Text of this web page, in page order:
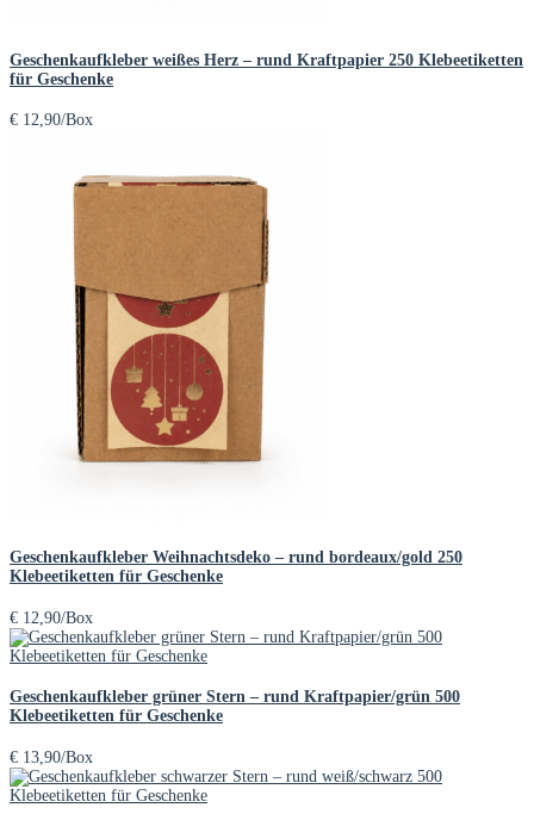
Geschenkaufkleber weißes Herz – rund Kraftpapier 250 Klebeetiketten
für Geschenke
€ 12,90/Box
Geschenkaufkleber Weihnachtsdeko – rund bordeaux/gold 250
Klebeetiketten für Geschenke
€ 12,90/Box
Geschenkaufkleber grüner Stern – rund Kraftpapier/grün 500
Klebeetiketten für Geschenke
€ 13,90/Box